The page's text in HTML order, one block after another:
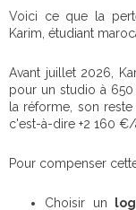
Voici ce que la
Karim, étudiant
Avant juillet 2026,
pour un studio à
la réforme, son
c'est-à-dire +2 160 €/
Pour compenser
Choisir un